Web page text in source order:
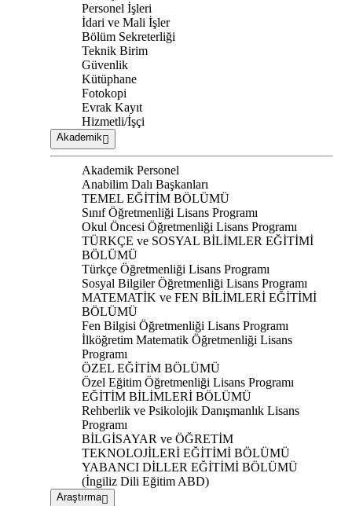
Personel İşleri
İdari ve Mali İşler
Bölüm Sekreterliği
Teknik Birim
Güvenlik
Kütüphane
Fotokopi
Evrak Kayıt
Hizmetli/İşçi
Akademik
Akademik Personel
Anabilim Dalı Başkanları
TEMEL EĞİTİM BÖLÜMÜ
Sınıf Öğretmenliği Lisans Programı
Okul Öncesi Öğretmenliği Lisans Programı
TÜRKÇE ve SOSYAL BİLİMLER EĞİTİMİ
BÖLÜMÜ
Türkçe Öğretmenliği Lisans Programı
Sosyal Bilgiler Öğretmenliği Lisans Programı
MATEMATİK ve FEN BİLİMLERİ EĞİTİMİ
BÖLÜMÜ
Fen Bilgisi Öğretmenliği Lisans Programı
İlköğretim Matematik Öğretmenliği Lisans
Programı
ÖZEL EĞİTİM BÖLÜMÜ
Özel Eğitim Öğretmenliği Lisans Programı
EĞİTİM BİLİMLERİ BÖLÜMÜ
Rehberlik ve Psikolojik Danışmanlık Lisans
Programı
BİLGİSAYAR ve ÖĞRETİM
TEKNOLOJİLERİ EĞİTİMİ BÖLÜMÜ
YABANCI DİLLER EĞİTİMİ BÖLÜMÜ
(İngiliz Dili Eğitim ABD)
Araştırma